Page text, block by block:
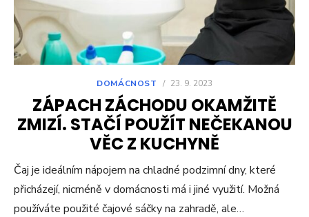
DOMÁCNOST / 23. 9. 2023
ZÁPACH ZÁCHODU OKAMŽITĚ
ZMIZÍ. STAČÍ POUŽÍT NEČEKANOU
VĚC Z KUCHYNĚ
Čaj je ideálním nápojem na chladné podzimní dny, které
přicházejí, nicméně v domácnosti má i jiné využití. Možná
používáte použité čajové sáčky na zahradě, ale…